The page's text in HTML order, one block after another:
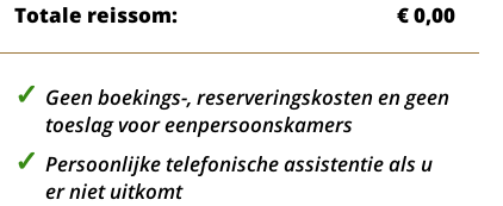
Totale reissom: € 0,00
Geen boekings-, reserveringskosten en geen
toeslag voor eenpersoonskamers
Persoonlijke telefonische assistentie als u
er niet uitkomt